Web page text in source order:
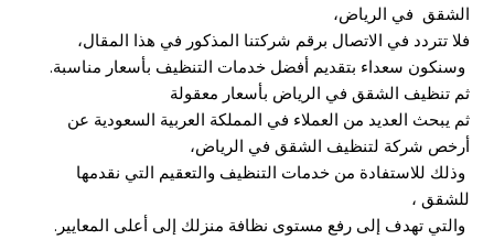
الشقق في الرياض،
فلا تتردد في الاتصال برقم شركتنا المذكور في هذا المقال،
وسنكون سعداء بتقديم أفضل خدمات التنظيف بأسعار مناسبة.
ثم تنظيف الشقق في الرياض بأسعار معقولة
ثم يبحث العديد من العملاء في المملكة العربية السعودية عن
أرخص شركة لتنظيف الشقق في الرياض،
وذلك للاستفادة من خدمات التنظيف والتعقيم التي نقدمها
للشقق ،
والتي تهدف إلى رفع مستوى نظافة منزلك إلى أعلى المعايير.